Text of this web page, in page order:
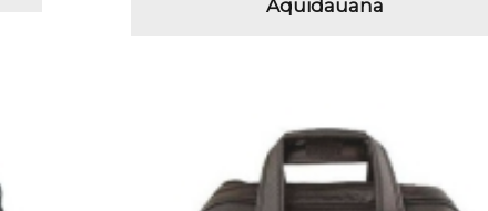
Aquidauana